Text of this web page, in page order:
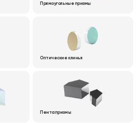
Прямоугольные призмы
Оптические клинья
Пентапризмы